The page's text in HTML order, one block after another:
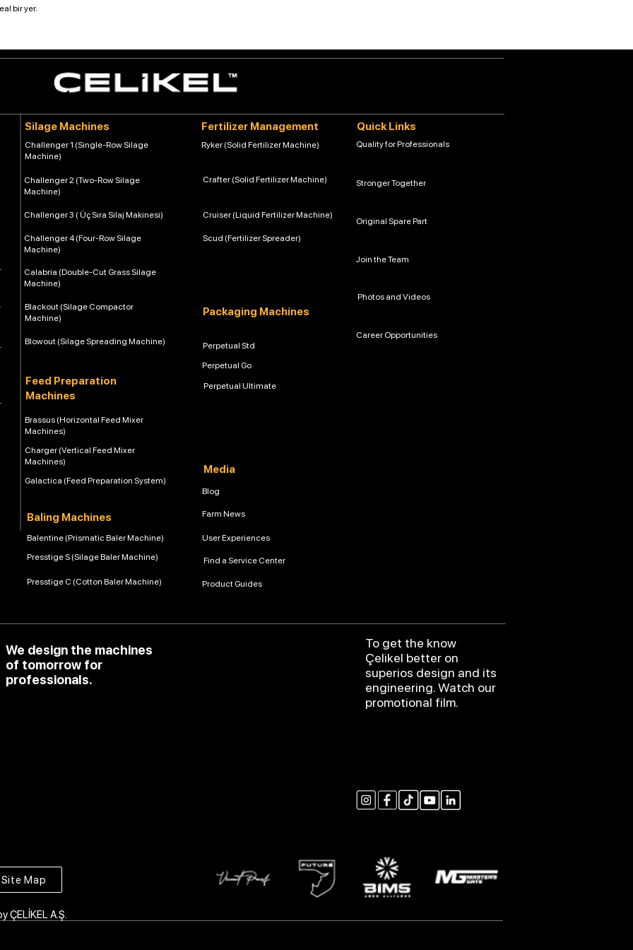
bir yer.
Silage Machines
Challenger 1 (Single-Row Silage
Machine)
Challenger 2 (Two-Row Silage
Machine)
Quick Links
Ryker (Solid Fertilizer Machine)
Cruiser (Liquid Fertilizer Machine)
Scud (Fertilizer Spreader)
Calabria (Double-Cut Grass Silage
Machine)
Blackout (Silage Compactor
Machine)
Blowout (Silage Spreading Machine)
Fertilizer Management
Crafter (Solid Fertilizer Machine)
Quality for Professionals
Stronger Together
Original Spare Part
Photos and Videos
Career Opportunities
Packaging Machines
Join the Team
Perpetual Std
Perpetual Go
Feed Preparation
Machines
Perpetual Ultimate
Challenger 4 (Four-Row Silage
Machine)
Challenger 3 ( Üç Sıra Silaj Makinesi)
Brassus (Horizontal Feed Mixer
Machines)
Media
Charger (Vertical Feed Mixer
Machines)
Galactica (Feed Preparation System)
Baling Machines
Blog
Farm News
Balentine (Prismatic Baler Machine)
User Experiences
Presstige S (Silage Baler Machine)
Find a Service Center
Presstige C (Cotton Baler Machine) Product Guides
We design the machines
of tomorrow for
professionals.
Site Map
To get the know
Çelikel better on
superios design and its
engineering. Watch our
promotional film.
A.Ş.